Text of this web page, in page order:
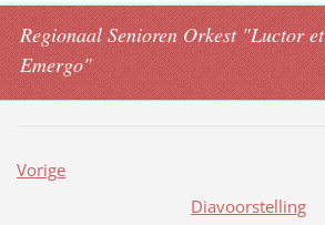
Regionaal Senioren Orkest "Luctor et
Emergo"
Vorige
Diavoorstelling